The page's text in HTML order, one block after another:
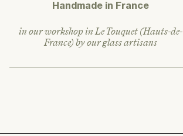
Handmade in France
in our workshop in Le Touquet (Hauts-de-
France) by our glass artisans